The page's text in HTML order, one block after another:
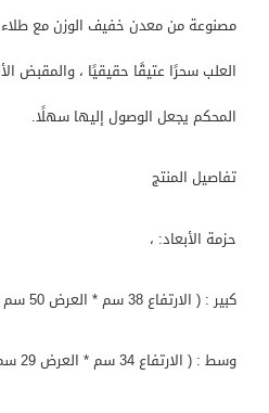
مصنوعة من معدن خفيف الوزن مع
العلب سحرًا عتيقًا حقيقيًا ، والمقبض
المحكم يجعل الوصول إليها سهلًا.
تفاصيل المنتج
حزمة الأبعاد: ،
كبير : ( الارتفاع 38 سم * العرض 50 سم * العمق 18 سم )
وسط : ( الارتفاع 34 سم * العرض 29 سم * العمق 12 سم )